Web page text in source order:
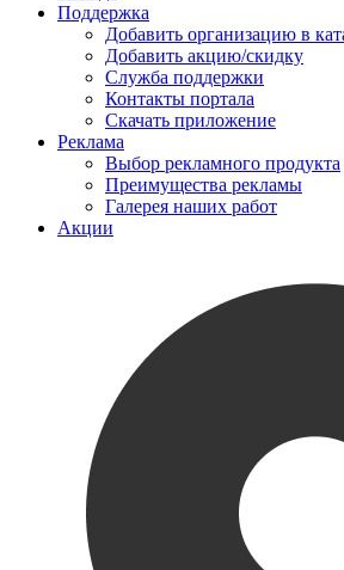
Поддержка
Добавить организацию в
Добавить акцию/скидку
Служба поддержки
Контакты портала
Скачать приложение
Реклама
Выбор рекламного продукта
Преимущества рекламы
Галерея наших работ
Акции